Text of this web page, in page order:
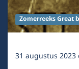
Zomerreeks Great
31 augustus 2023